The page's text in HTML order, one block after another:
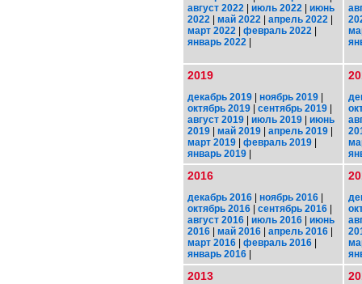
август 2022 | июль 2022 | июнь
2022 | май 2022 | апрель 2022 |
март 2022 | февраль 2022 |
январь 2022 |
2019
декабрь 2019 | ноябрь 2019 |
октябрь 2019 | сентябрь 2019 |
август 2019 | июль 2019 | июнь
2019 | май 2019 | апрель 2019 |
март 2019 | февраль 2019 |
январь 2019 |
2016
декабрь 2016 | ноябрь 2016 |
октябрь 2016 | сентябрь 2016 |
август 2016 | июль 2016 | июнь
2016 | май 2016 | апрель 2016 |
март 2016 | февраль 2016 |
январь 2016 |
2013